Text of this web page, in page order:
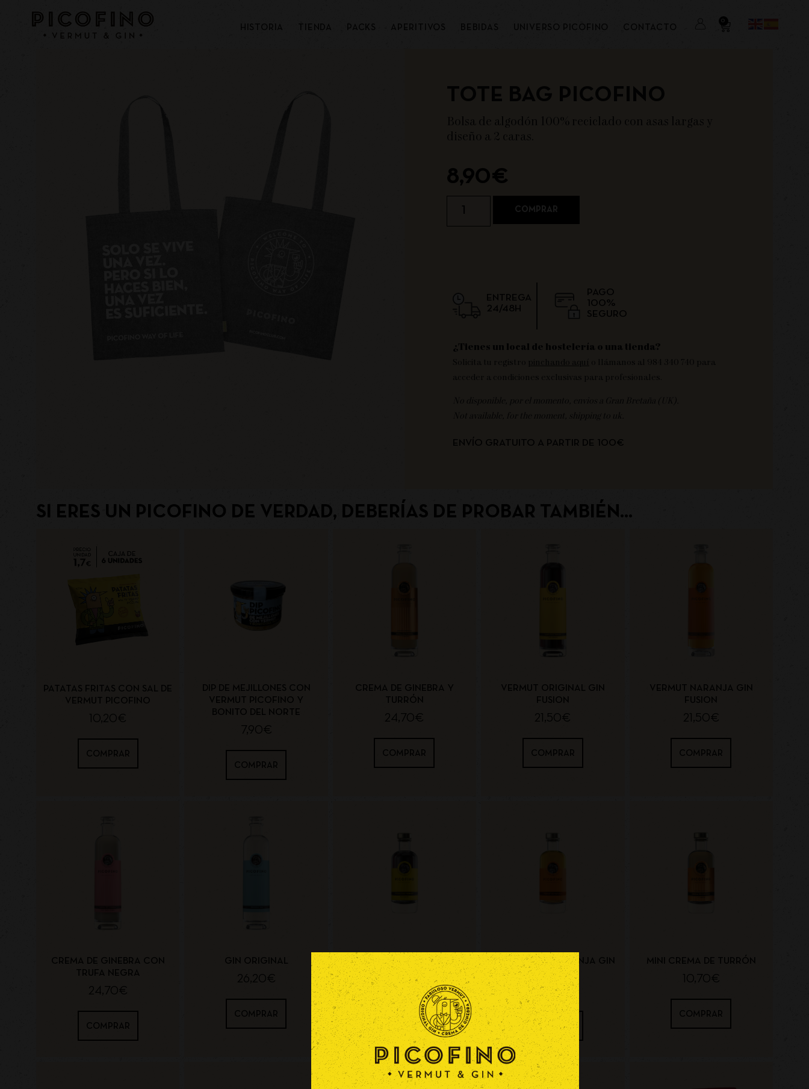
0
8,90€
COMPRAR
ENTREGA
24/48H
PAGO
100%
SEGURO
ENVÍO GRATUITO A PARTIR DE 100€
SI ERES UN PICOFINO DE VERDAD, DEBERÍAS DE PROBAR TAMBIÉN...
PATATAS FRITAS CON SAL DE
VERMUT PICOFINO
10,20€
COMPRAR
DIP DE MEJILLONES CON
VERMUT PICOFINO Y
BONITO DEL NORTE
7,90€
COMPRAR
CREMA DE GINEBRA Y
TURRÓN
24,70€
COMPRAR
VERMUT ORIGINAL GIN
FUSION
21,50€
COMPRAR
VERMUT NARANJA GIN
FUSION
21,50€
COMPRAR
CREMA DE GINEBRA CON
TRUFA NEGRA
24,70€
COMPRAR
GIN ORIGINAL
26,20€
COMPRAR
MINI VERMUT ORIGINAL GIN
FUSION
9,40 €
COMPRAR
MINI VERMUT NARANJA GIN
FUSION
9,40€
COMPRAR
MINI CREMA DE TURRÓN
10,70€
COMPRAR